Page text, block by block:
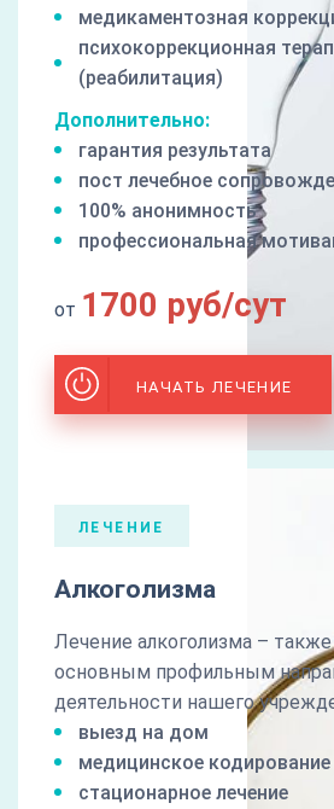
медикаментозная
психокоррекционная
(реабилитация)
Дополнительно:
гарантия результата
пост лечебное
100% анонимность
профессиональная
от 1700 руб/сут
НАЧАТЬ ЛЕЧЕНИЕ
ЛЕЧЕНИЕ
Алкоголизма
Лечение алкоголизма – также
основным профильным
деятельности нашего
выезд на дом
медицинское кодирование
стационарное лечение